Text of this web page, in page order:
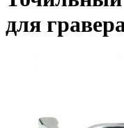
для